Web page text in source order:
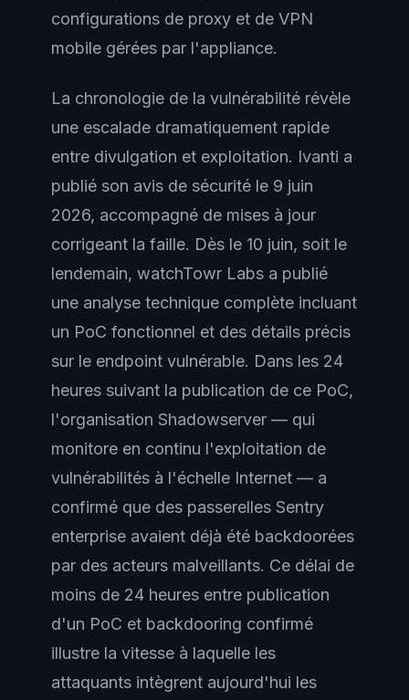
configurations de proxy et de VPN
mobile gérées par l'appliance.
La chronologie de la vulnérabilité révèle
une escalade dramatiquement rapide
entre divulgation et exploitation. Ivanti a
publié son avis de sécurité le 9 juin
2026, accompagné de mises à jour
corrigeant la faille. Dès le 10 juin, soit le
lendemain, watchTowr Labs a publié
une analyse technique complète incluant
un PoC fonctionnel et des détails précis
sur le endpoint vulnérable. Dans les 24
heures suivant la publication de ce PoC,
l'organisation Shadowserver — qui
monitore en continu l'exploitation de
vulnérabilités à l'échelle Internet — a
confirmé que des passerelles Sentry
enterprise avaient déjà été backdoorées
par des acteurs malveillants. Ce délai de
moins de 24 heures entre publication
d'un PoC et backdooring confirmé
illustre la vitesse à laquelle les
attaquants intègrent aujourd'hui les